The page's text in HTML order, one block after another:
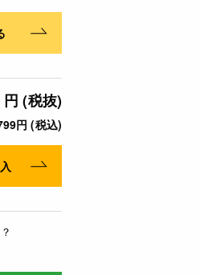
(税抜)
円 (税込)